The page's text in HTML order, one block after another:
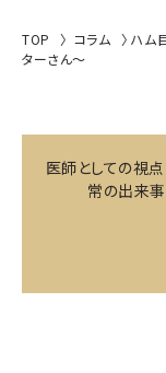
TOP コラム
ハム
ターさん～
医師としての視
常の出来